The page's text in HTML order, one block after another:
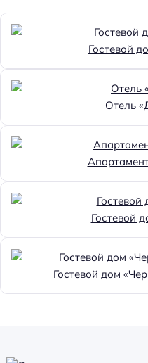
Гостевой
Отель
Гостевой
Гостевой дом